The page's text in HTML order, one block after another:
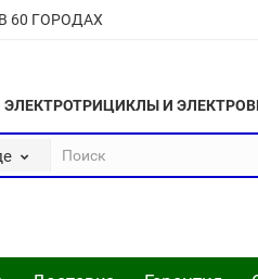
60 ГОРОДАХ
ЭЛЕКТРОТРИЦИКЛЫ И